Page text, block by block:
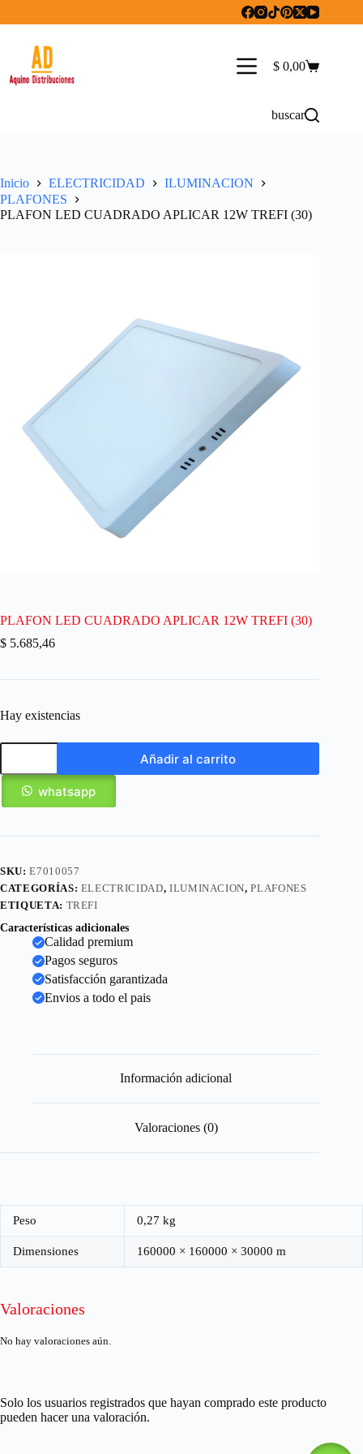
Carro
$ 0,00
buscar
Inicio ELECTRICIDAD
ILUMINACION
PLAFONES
PLAFON LED CUADRADO APLICAR 12W TREFI (30)
PLAFON LED CUADRADO APLICAR 12W TREFI (30)
$ 5.685,46
Hay existencias
Añadir al carrito
whatsapp
SKU:E7010057
CATEGORÍAS: ELECTRICIDAD, ILUMINACION,PLAFONES
ETIQUETA: TREFI
Características adicionales
Calidad premium
Pagos seguros
Satisfacción garantizada
Envios a todo el pais
Información adicional
Valoraciones (0)
Peso 0,27 kg
Dimensiones 160000 × 160000 × 30000 m
Valoraciones
No hay valoraciones aún.
Solo los usuarios registrados que hayan comprado este producto
pueden hacer una valoración.